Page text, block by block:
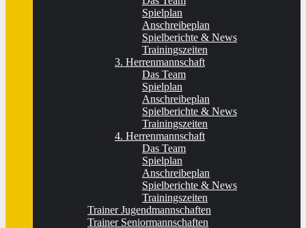
Spielplan
Anschreibeplan
Spielberichte & News
Trainingszeiten
3. Herrenmannschaft
Das Team
Spielplan
Anschreibeplan
Spielberichte & News
Trainingszeiten
4. Herrenmannschaft
Das Team
Spielplan
Anschreibeplan
Spielberichte & News
Trainingszeiten
Trainer Jugendmannschaften
Trainer Seniormannschaften